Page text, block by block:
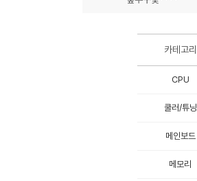
카테고리
CPU
쿨러/튜닝
메인보드
메모리